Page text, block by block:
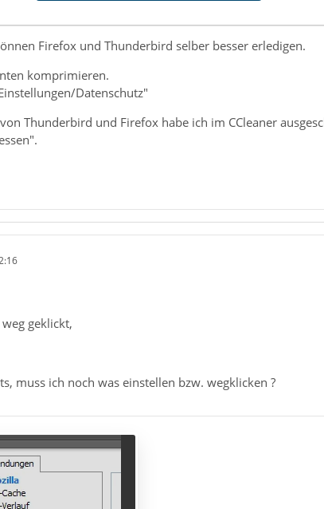
Firefox und Thunderbird selber besser erledigen.
komprimieren.
Datenschutz"
Thunderbird und Firefox habe ich im CCleaner
geklickt,
muss ich noch was einstellen bzw. wegklicken ?